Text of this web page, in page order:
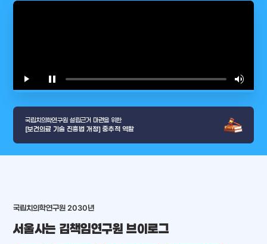
arrow_selector_tool
place
place
place place
place place
play_arrow pause volume_up
국립치의학연구원 설립근거 마련을 위한
[보건의료 기술 진흥법 개정] 중추적 역할
국립치의학연구원 2030년
서울사는 김책임연구원 브이로그